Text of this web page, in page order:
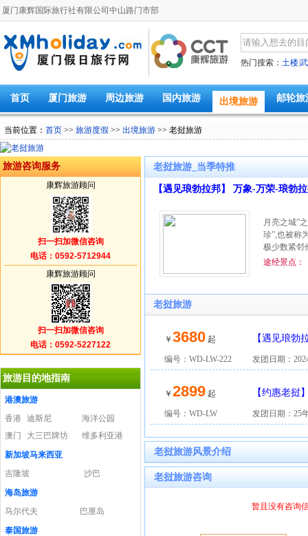
厦门康辉国际旅行社有限公司中山路门市部
热门搜索： 土楼
首页 厦门旅游 周边旅游 国内旅游 出境旅游 邮轮旅
当前位置： 首页 >> 旅游度假 >> 出境旅游 >> 老挝旅游
旅游咨询服务
康辉旅游顾问
扫一扫加微信咨询
电话：0592-5712944
康辉旅游顾问
扫一扫加微信咨询
电话：0592-5227122
旅游目的地指南
港澳旅游
香港
迪斯尼
海洋公园
澳门
大三巴牌坊
维多利亚港
新加坡马来西亚
吉隆坡
沙巴
海岛旅游
马尔代夫
巴厘岛
泰国旅游
老挝旅游_当季特推
【遇见琅勃拉邦】 万象-万荣-琅勃
月亮之城”
珍”,也被称
极少数紧邻
途经景点：
老挝旅游
￥ 3680 起 【遇见琅勃
编号：WD-LW-222 发团日期：
￥ 2899 起 【约惠老挝
编号：WD-LW 发团日期：25
老挝旅游风景介绍
老挝旅游咨询
暂且没有咨询